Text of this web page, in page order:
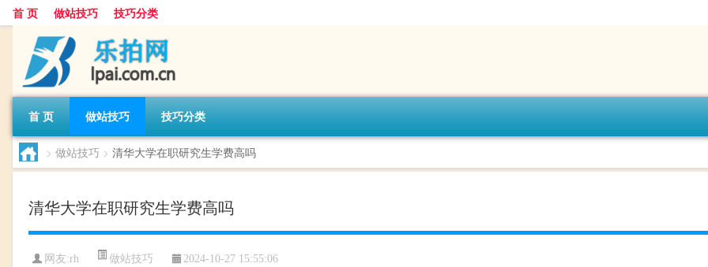
首 页 做站技巧 技巧分类
首 页 做站技巧 技巧分类
> 做站技巧 > 清华大学在职研究生学费高吗
清华大学在职研究生学费高吗
网友:rh 做站技巧 2024-10-27 15:55:06